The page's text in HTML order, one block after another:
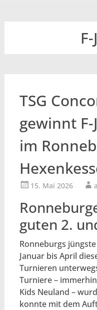
TSG
gewinnt
im
15. Mai 2026
guten 2.
Ronneburgs
Januar bis April
Turnieren
Turniere –
Kids Neuland –
konnte mit dem